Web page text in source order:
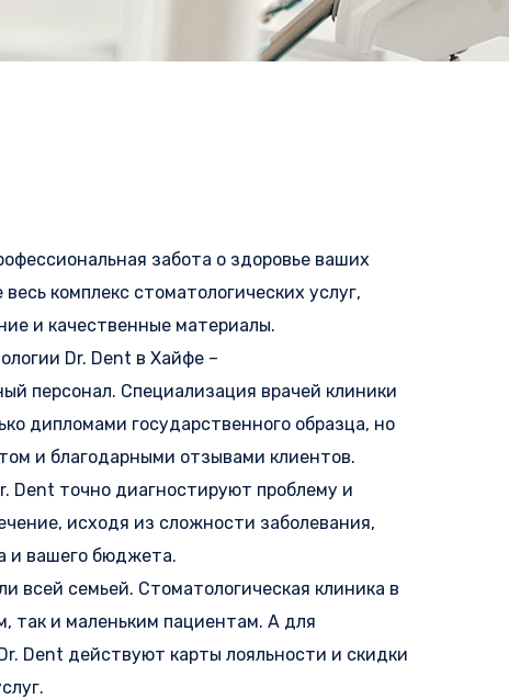
забота о здоровье ваших
комплекс стоматологических услуг,
и качественные материалы.
Dr. Dent в Хайфе –
персонал. Специализация врачей клиники
дипломами государственного образца, но
и благодарными отзывами клиентов.
Dent точно диагностируют проблему и
исходя из сложности заболевания,
и вашего бюджета.
всей семьей. Стоматологическая клиника в
так и маленьким пациентам. А для
Dent действуют карты лояльности и скидки